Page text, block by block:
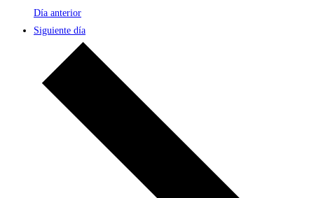
Día anterior
Siguiente día